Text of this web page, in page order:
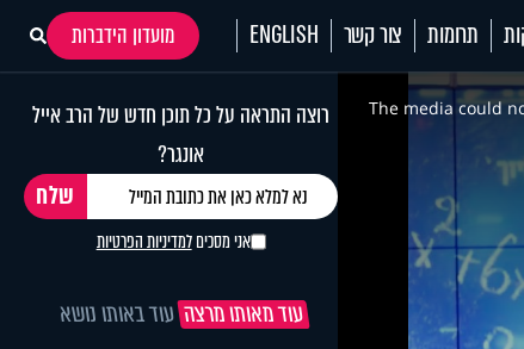
תרומות צור קשר ENGLISH
מועדון הידברות
This
modalThe media could
רוצה התראה על כל תוכן חדש של הרב אייל
אונגר?
אני מסכיםלמדיניות הפרטיות
עוד מאותו מרצה עוד באותו נושא